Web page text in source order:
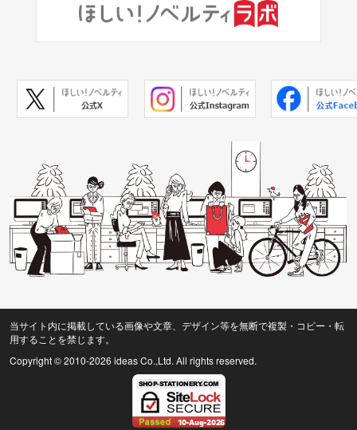
当サイト内に掲載している画像や文章、デザイン等を無断で複製・コピー・転
用することを禁じます。
Copyright © 2010-2026 ideas Co.,Ltd. All rights reserved.